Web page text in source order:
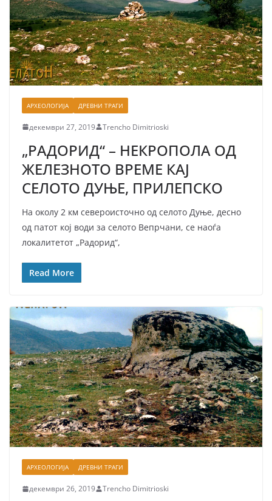
АРХЕОЛОГИЈА ДРЕВНИ ТРАГИ
декември 27, 2019 Trencho Dimitrioski
„РАДОРИД“ – НЕКРОПОЛА ОД
ЖЕЛЕЗНОТО ВРЕМЕ КАЈ
СЕЛОТО ДУЊЕ, ПРИЛЕПСКО
На околу 2 км североисточно од селото Дуње, десно
од патот кој води за селото Вепрчани, се наоѓа
локалитетот „Радорид“,
Read More
АРХЕОЛОГИЈА ДРЕВНИ ТРАГИ
декември 26, 2019 Trencho Dimitrioski